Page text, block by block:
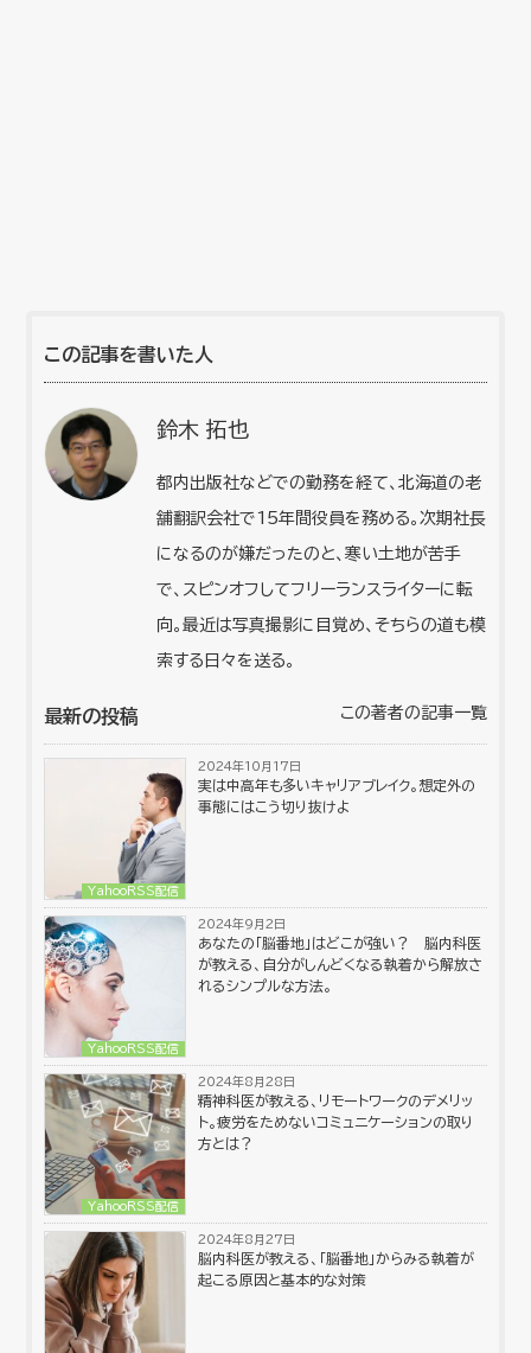
この記事を書いた人
鈴木 拓也
都内出版社などでの勤務を経て、北海道の老
舗翻訳会社で15年間役員を務める。次期社長
になるのが嫌だったのと、寒い土地が苦手
で、スピンオフしてフリーランスライターに転
向。最近は写真撮影に目覚め、そちらの道も模
索する日々を送る。
最新の投稿 この著者の記事一覧
YahooRSS配信
2024年10月17日
実は中高年も多いキャリアブレイク。想定外の
事態にはこう切り抜けよ
YahooRSS配信
2024年9月2日
あなたの「脳番地」はどこが強い？ 脳内科医
が教える、自分がしんどくなる執着から解放さ
れるシンプルな方法。
YahooRSS配信
2024年8月28日
精神科医が教える、リモートワークのデメリッ
ト。疲労をためないコミュニケーションの取り
方とは？
2024年8月27日
脳内科医が教える、「脳番地」からみる執着が
起こる原因と基本的な対策